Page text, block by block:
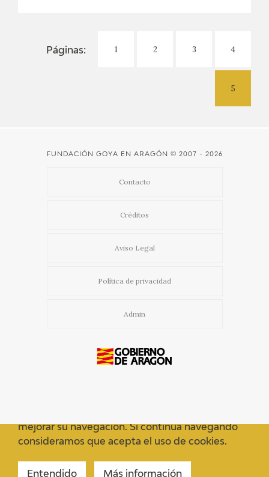
Páginas: 1 2 3 4
5
FUNDACIÓN GOYA EN ARAGÓN © 2007 - 2026
Contacto
Créditos
Aviso Legal
Política de privacidad
Admin
mejorar su navegación. Si continua navegando
consideramos que acepta el uso de cookies.
Entendido Más información